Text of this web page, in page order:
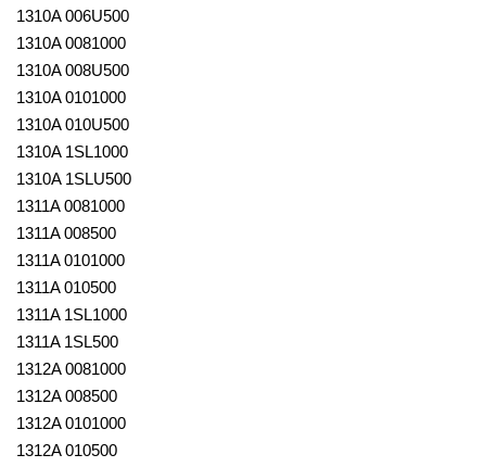
1310A 006U500
1310A 0081000
1310A 008U500
1310A 0101000
1310A 010U500
1310A 1SL1000
1310A 1SLU500
1311A 0081000
1311A 008500
1311A 0101000
1311A 010500
1311A 1SL1000
1311A 1SL500
1312A 0081000
1312A 008500
1312A 0101000
1312A 010500